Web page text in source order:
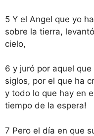
5 Y el Angel que yo
sobre la tierra,
cielo,
6 y juró por aquel
siglos, por el que ha
y todo lo que hay en
tiempo de la espera!
7 Pero el día en que